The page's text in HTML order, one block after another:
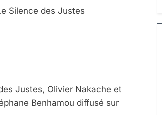
Silence des Justes
Justes, Olivier Nakache et
Benhamou diffusé sur